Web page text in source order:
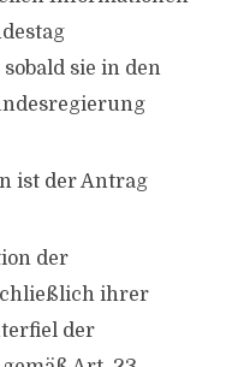
sie in den
ist der Antrag
der
ihrer
der